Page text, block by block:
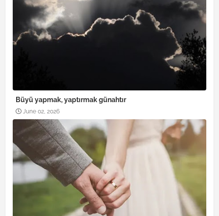
Büyü yapmak, yaptırmak günahtır
June 02, 2026